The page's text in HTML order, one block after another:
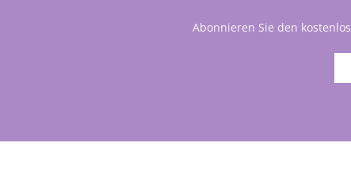
Abonnieren Sie den